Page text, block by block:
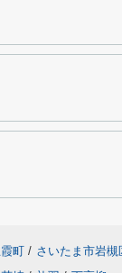
町 / さいたま市岩槻